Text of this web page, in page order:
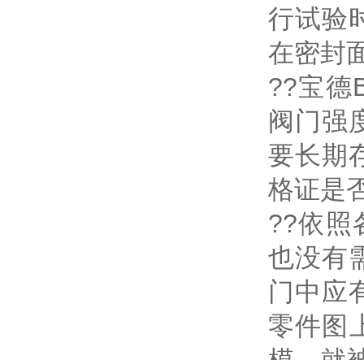
行试验
在密封
??宝德
阀门强
要长期
格证是
??依照
也没有
门中应
零件图